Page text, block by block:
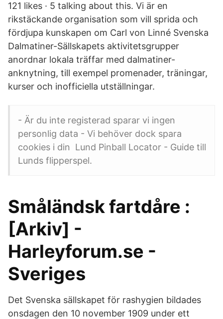
121 likes · 5 talking about this. Vi är en
rikstäckande organisation som vill sprida och
fördjupa kunskapen om Carl von Linné Svenska
Dalmatiner-Sällskapets aktivitetsgrupper
anordnar lokala träffar med dalmatiner-
anknytning, till exempel promenader, träningar,
kurser och inofficiella utställningar.
- Är du inte registerad sparar vi ingen
personlig data - Vi behöver dock spara
cookies i din Lund Pinball Locator - Guide till
Lunds flipperspel.
Småländsk fartdåre :
[Arkiv] -
Harleyforum.se -
Sveriges
Det Svenska sällskapet för rashygien bildades
onsdagen den 10 november 1909 under ett